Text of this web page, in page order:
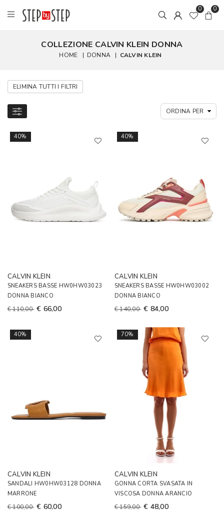
0 0
COLLEZIONE CALVIN KLEIN DONNA
HOME | DONNA | CALVIN KLEIN
ELIMINA TUTTI I FILTRI
40%
CALVIN KLEIN
SNEAKERS BASSE HW0HW03023
DONNA BIANCO
€ 110,00 € 66,00
40%
CALVIN KLEIN
SNEAKERS BASSE HW0HW03002
DONNA BIANCO
€ 140,00 € 84,00
40%
CALVIN KLEIN
SANDALI HW0HW03128 DONNA
MARRONE
€ 100,00 € 60,00
70%
CALVIN KLEIN
GONNA CORTA SVASATA IN
VISCOSA DONNA ARANCIO
€ 159,00 € 48,00